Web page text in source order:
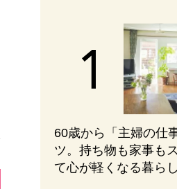
60歳から「主婦の仕
ツ。持ち物も家事も
て心が軽くなる暮らし